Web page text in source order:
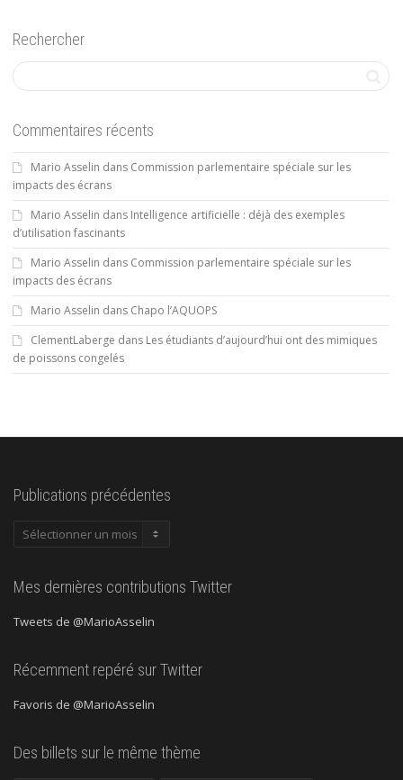
Rechercher
Commentaires récents
Mario Asselin dans Commission parlementaire spéciale sur les
impacts des écrans
Mario Asselin dans Intelligence artificielle : déjà des exemples
d’utilisation fascinants
Mario Asselin dans Commission parlementaire spéciale sur les
impacts des écrans
Mario Asselin dans Chapo l’AQUOPS
ClementLaberge dans Les étudiants d’aujourd’hui ont des mimiques
de poissons congelés
Publications précédentes
Publications
Mes dernières contributions Twitter
Tweets de @MarioAsselin
Récemment repéré sur Twitter
Favoris de @MarioAsselin
Des billets sur le même thème